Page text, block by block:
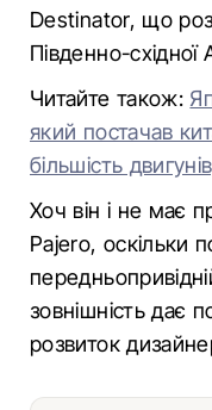
Destinator, що
Південно-східної
Читайте також:
який постачав
більшість
Хоч він і не має
Pajero, оскільки
зовнішність дає
розвиток